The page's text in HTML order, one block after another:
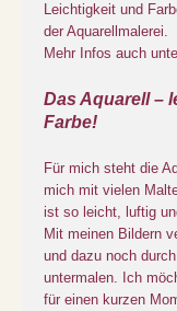
Leichtigkeit und
der Aquarellmalerei.
Mehr Infos auch
Das Aquarell –
Farbe!
Für mich steht die
mich mit vielen
ist so leicht, luftig
Mit meinen Bildern
und dazu noch
untermalen. Ich
für einen kurzen